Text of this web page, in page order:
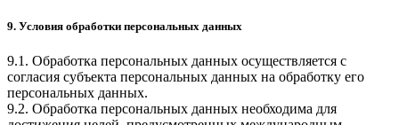
9. Условия обработки персональных данных
9.1. Обработка персональных данных осуществляется с
согласия субъекта персональных данных на обработку его
персональных данных.
9.2. Обработка персональных данных необходима для